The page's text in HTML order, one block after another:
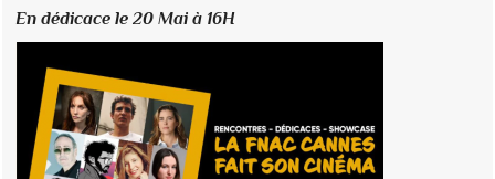
En dédicace le 20 Mai à 16H